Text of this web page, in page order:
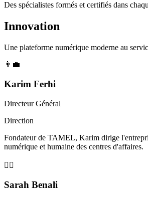
Des spécialistes formés et certifiés dans
Innovation
Une plateforme numérique moderne au
👨‍💼
Karim Ferhi
Directeur Général
Direction
Fondateur de TAMEL, Karim dirige
numérique et humaine des centres d'affaires.
👩‍⚖️
Sarah Benali